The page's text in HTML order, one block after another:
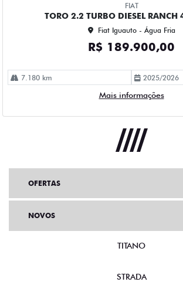
FIAT
TORO 2.2 TURBO DIESEL RANCH
Fiat Iguauto - Água Fria
R$ 189.900,00
7.180 km 2025/2026
Mais informações
OFERTAS
NOVOS
TITANO
STRADA